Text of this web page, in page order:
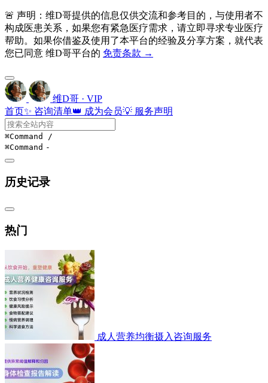
🚨 声明：维D哥提供的信息仅供交流和参考目的，与使用者不
构成医患关系，如果您有紧急医疗需求，请立即寻求专业医疗
帮助。如果你借鉴及使用了本平台的经验及分享方案，就代表
您已同意 维D哥平台的 免责条款 →
维D哥 · VIP
首页✨ 咨询清单👑 成为会员💡 服务声明
⌘Command /
⌘Command -
历史记录
热门
成人营养均衡摄入咨询服务